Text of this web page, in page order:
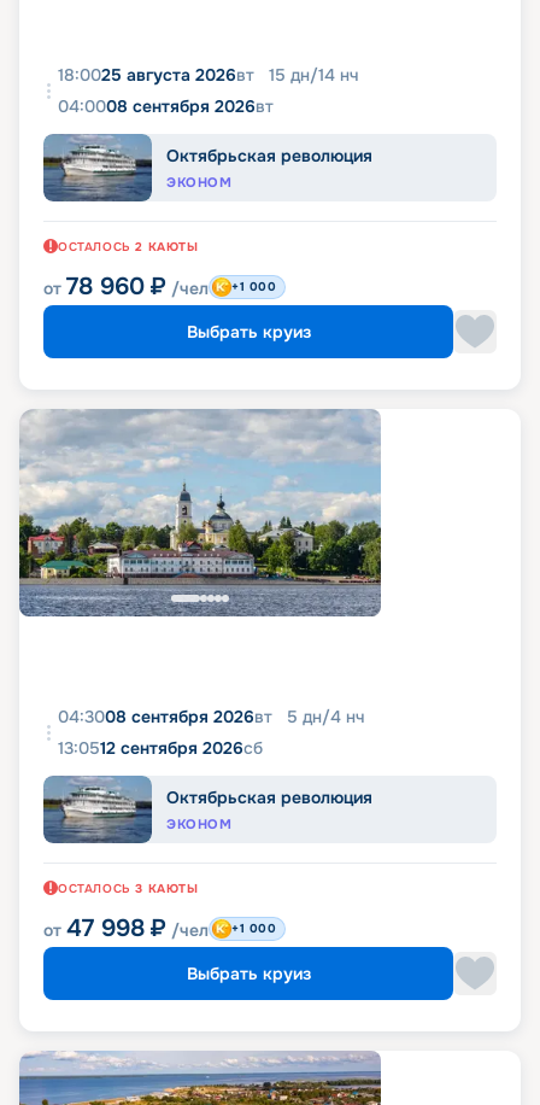
18:0025 августа 2026вт 15 дн/14 нч
04:0008 сентября 2026вт
Октябрьская революция
ЭКОНОМ
ОСТАЛОСЬ 2 КАЮТЫ
от 78 960 ₽ /чел +1 000
Выбрать круиз
04:3008 сентября 2026вт 5 дн/4 нч
13:0512 сентября 2026сб
Октябрьская революция
ЭКОНОМ
ОСТАЛОСЬ 3 КАЮТЫ
от 47 998 ₽ /чел +1 000
Выбрать круиз